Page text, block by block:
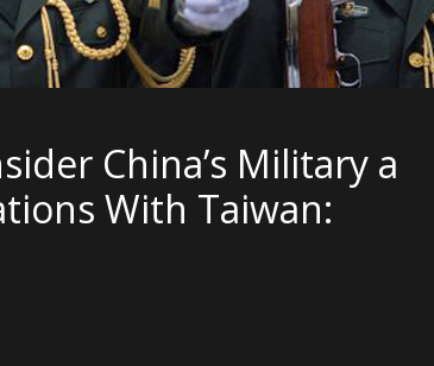
China’s Military a
With Taiwan: